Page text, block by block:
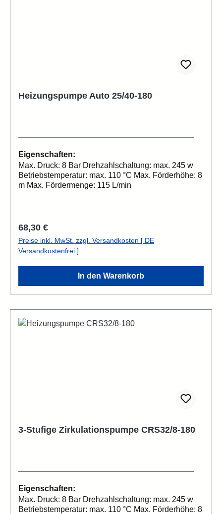
Heizungspumpe Auto 25/40-180
Eigenschaften:
Max. Druck: 8 Bar Drehzahlschaltung: max. 245 w
Betriebstemperatur: max. 110 °C Max. Förderhöhe: 8
m Max. Fördermenge: 115 L/min
Regulärer Preis:
68,30 €
Preise inkl. MwSt. zzgl. Versandkosten [ DE
Versandkostenfrei ]
In den Warenkorb
3-Stufige Zirkulationspumpe CRS32/8-180
Eigenschaften:
Max. Druck: 8 Bar Drehzahlschaltung: max. 245 w
Betriebstemperatur: max. 110 °C Max. Förderhöhe: 8